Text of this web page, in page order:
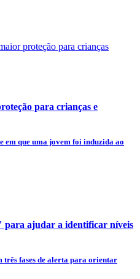
para crianças e
em que uma jovem foi induzida ao
ajudar a identificar níveis
três fases de alerta para orientar